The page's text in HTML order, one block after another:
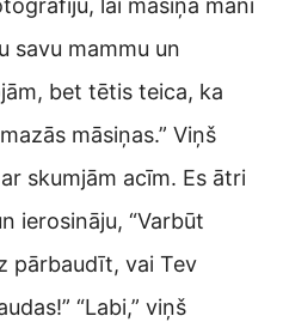
lai māsiņa mani
savu mammu un
bet tētis teica, ka
māsiņas.” Viņš
skumjām acīm. Es ātri
ierosināju, “Varbūt
pārbaudīt, vai Tev
“Labi,” viņš